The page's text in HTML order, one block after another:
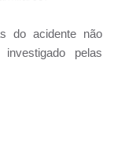
do acidente não
pelas